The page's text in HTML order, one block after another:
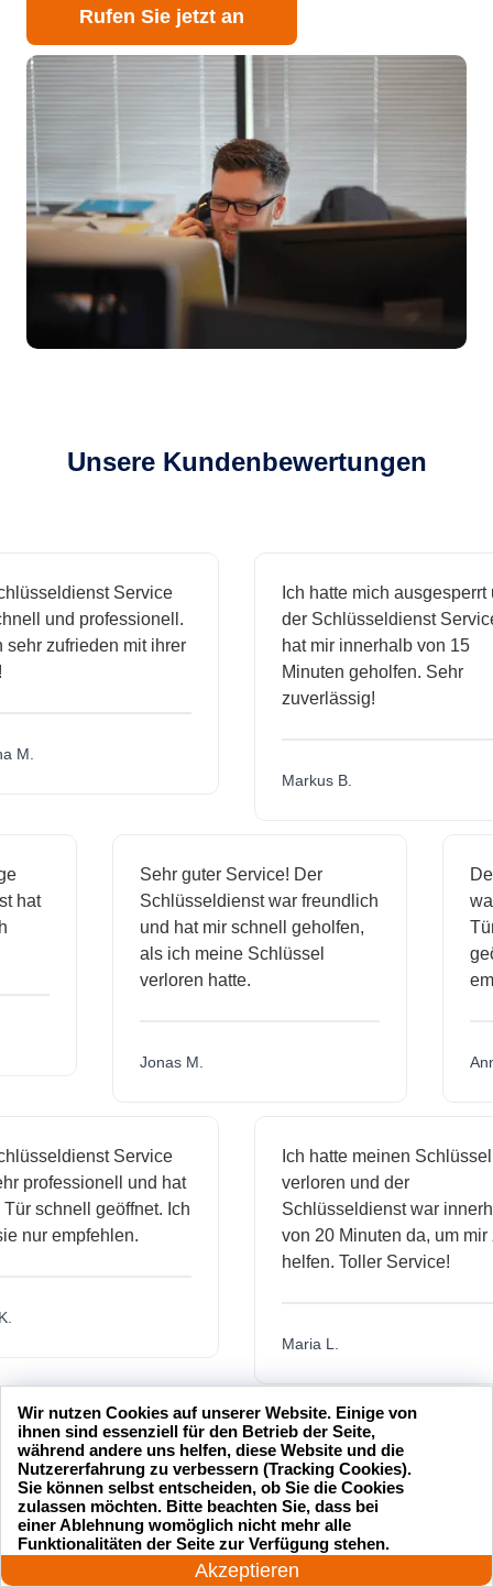
Rufen Sie jetzt an
Unsere Kundenbewertungen
Service
und professionell.
zufrieden mit ihrer
Ich hatte mich ausgesperrt und
der Schlüsseldienst Service
hat mir innerhalb von 15
Minuten geholfen. Sehr
zuverlässig!
Markus B.
hat
Sehr guter Service! Der
Schlüsseldienst war freundlich
und hat mir schnell geholfen,
als ich meine Schlüssel
verloren hatte.
Jonas M.
Service
und hat
schnell geöffnet. Ich
empfehlen.
Ich hatte meinen Schlüssel
verloren und der
Schlüsseldienst war innerhalb
von 20 Minuten da, um mir zu
helfen. Toller Service!
Maria L.
24 Stunden am Tag
Akzeptieren
Wir nutzen Cookies auf unserer Website. Einige von
ihnen sind essenziell für den Betrieb der Seite,
während andere uns helfen, diese Website und die
Nutzererfahrung zu verbessern (Tracking Cookies).
Sie können selbst entscheiden, ob Sie die Cookies
zulassen möchten. Bitte beachten Sie, dass bei
einer Ablehnung womöglich nicht mehr alle
Funktionalitäten der Seite zur Verfügung stehen.